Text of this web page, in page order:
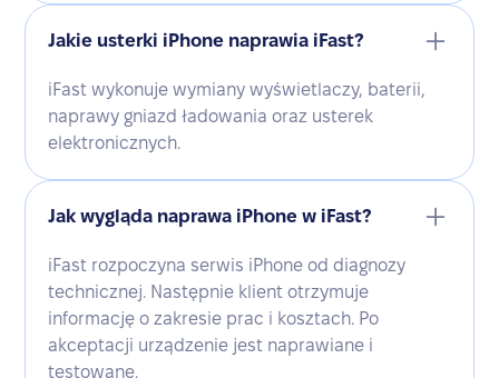
Jakie usterki iPhone naprawia iFast?
iFast wykonuje wymiany wyświetlaczy, baterii,
naprawy gniazd ładowania oraz usterek
elektronicznych.
Jak wygląda naprawa iPhone w iFast?
iFast rozpoczyna serwis iPhone od diagnozy
technicznej. Następnie klient otrzymuje
informację o zakresie prac i kosztach. Po
akceptacji urządzenie jest naprawiane i
testowane.